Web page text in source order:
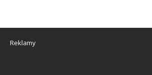
Reklamy